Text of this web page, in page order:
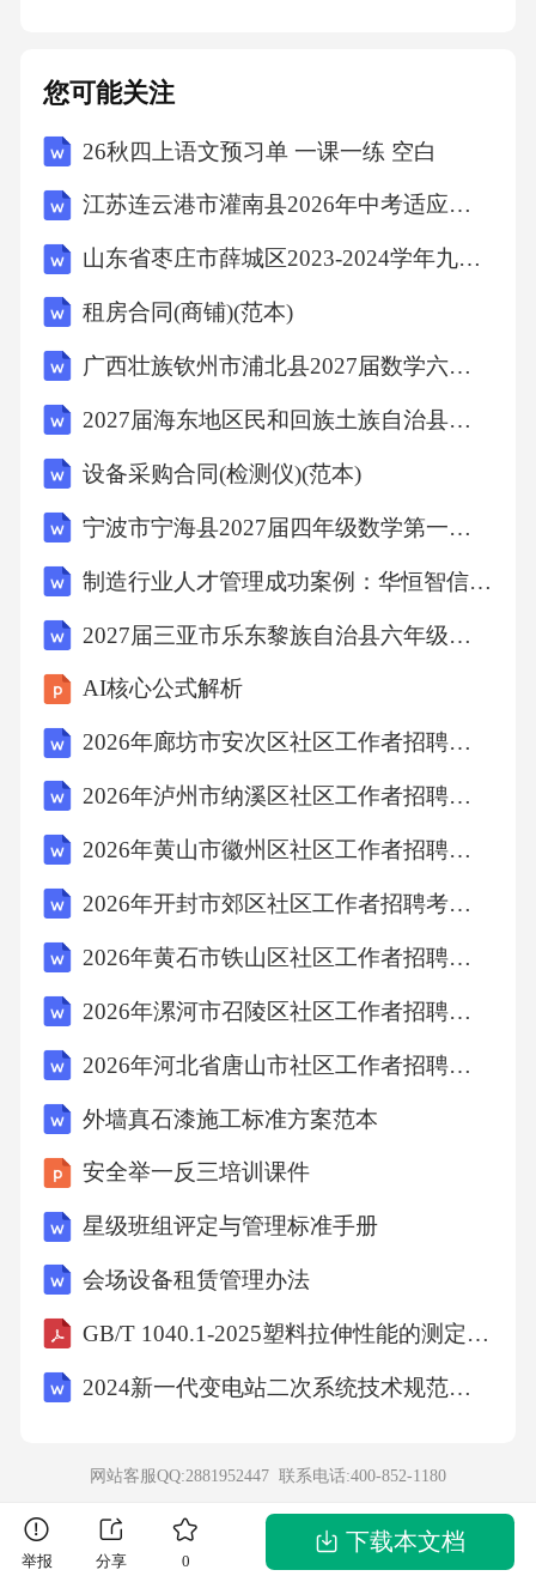
您可能关注
26秋四上语文预习单 一课一练 空白
江苏连云港市灌南县2026年中考适应性考试（二）八年级生物试题(文字版含答案)
山东省枣庄市薛城区2023-2024学年九年级上学期期末考试历史试题（文字版含答案）
租房合同(商铺)(范本)
广西壮族钦州市浦北县2027届数学六上期末质量检测试题含解析
2027届海东地区民和回族土族自治县四上数学期末复习检测模拟试题含解析
设备采购合同(检测仪)(范本)
宁波市宁海县2027届四年级数学第一学期期末复习检测模拟试题含解析
制造行业人才管理成功案例：华恒智信破解薪资竞争力不足
2027届三亚市乐东黎族自治县六年级数学第一学期期末预测试题含解析
AI核心公式解析
2026年廊坊市安次区社区工作者招聘考试参考试题及答案解析
2026年泸州市纳溪区社区工作者招聘考试备考题库及答案解析
2026年黄山市徽州区社区工作者招聘笔试模拟试题及答案解析
2026年开封市郊区社区工作者招聘考试参考题库及答案解析
2026年黄石市铁山区社区工作者招聘考试备考题库及答案解析
2026年漯河市召陵区社区工作者招聘笔试模拟试题及答案解析
2026年河北省唐山市社区工作者招聘考试模拟试题及答案解析
外墙真石漆施工标准方案范本
安全举一反三培训课件
星级班组评定与管理标准手册
会场设备租赁管理办法
GB/T 1040.1-2025塑料拉伸性能的测定第1部分：总则
2024新一代变电站二次系统技术规范第1部分：数据通信网关机
网站客服QQ:2881952447 联系电话:400-852-1180
举报 分享 0
下载本文档